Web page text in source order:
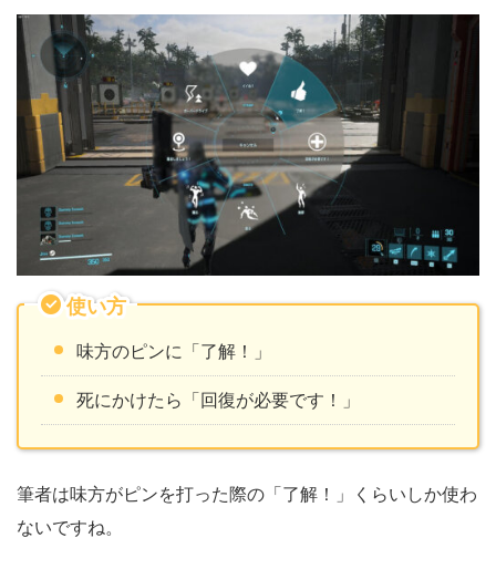
使い方
味方のピンに「了解！」
死にかけたら「回復が必要です！」
筆者は味方がピンを打った際の「了解！」くらいしか使わ
ないですね。